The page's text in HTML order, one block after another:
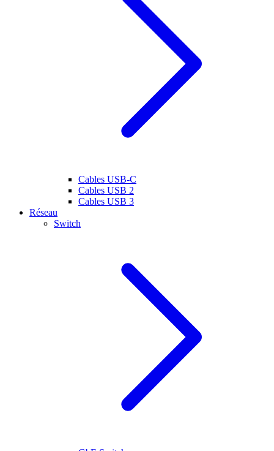
Cables USB-C
Cables USB 2
Cables USB 3
Réseau
Switch